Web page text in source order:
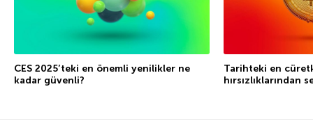
CES 2025’teki en önemli yenilikler ne
kadar güvenli?
Tarihteki en
hırsızlıklarından